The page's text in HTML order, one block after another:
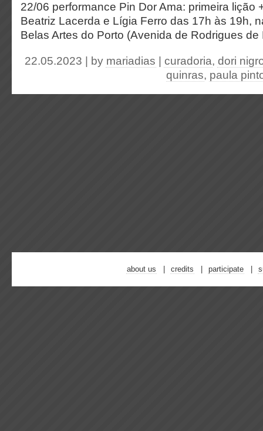
22/06 performance Pin Dor Ama: primeira lição
Beatriz Lacerda e Lígia Ferro das 17h às 19h,
Belas Artes do Porto (Avenida de Rodrigues de
22.05.2023 | by mariadias curadoria, dori
quinras, paula
about us credits participate